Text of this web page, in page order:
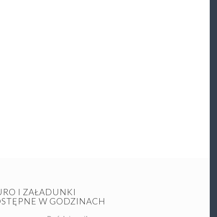
I ZAŁADUNKI
W GODZINACH